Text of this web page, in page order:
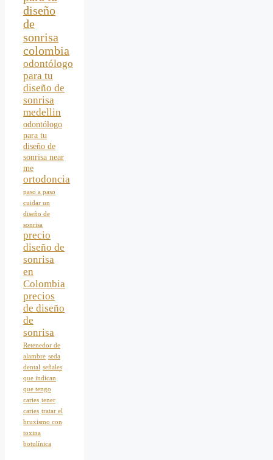
diseño
de
sonrisa
colombia
odontólogo
para tu
diseño de
sonrisa
medellin
odontólogo
para tu
diseño de
sonrisa near
me
ortodoncia
paso a paso
cuidar un
diseño de
sonrisa
precio
diseño de
sonrisa
en
Colombia
precios
de diseño
de
sonrisa
Retenedor de
alambre seda
dental señales
que indican
que tengo
caries tener
caries tratar el
bruxismo con
toxina
botulínica